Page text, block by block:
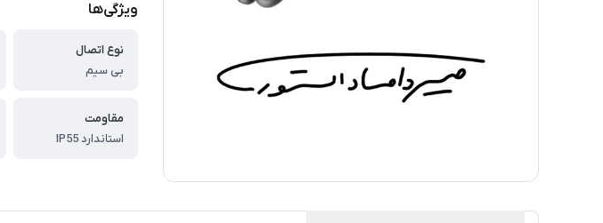
ویژگی‌ها
نوع اتصال
بی سیم
مقاومت
استاندارد IP55